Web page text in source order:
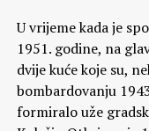
U vrijeme kada je
1951. godine, na
dvije kuće koje su,
bombardovanju
formiralo uže